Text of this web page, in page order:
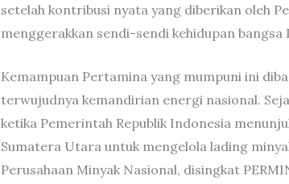
setelah kontribusi nyata yang diberikan oleh
menggerakkan sendi-sendi kehidupan
Kemampuan Pertamina yang mumpuni ini
terwujudnya kemandirian energi nasional.
ketika Pemerintah Republik Indonesia
Sumatera Utara untuk mengelola lading
Perusahaan Minyak Nasional, disingkat